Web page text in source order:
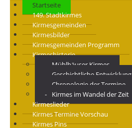
Startseite
149. Stadtkirmes
Kirmesgemeinden
Kirmesbilder
Kirmesgemeinden Programm
Kirmeshistorie
Mühlhäuser Kirmes
Geschichtliche Entwicklung
Chronologie der Termine
Kirmes im Wandel der Zeit
Kirmeslieder
Kirmes Termine Vorschau
Kirmes Pins